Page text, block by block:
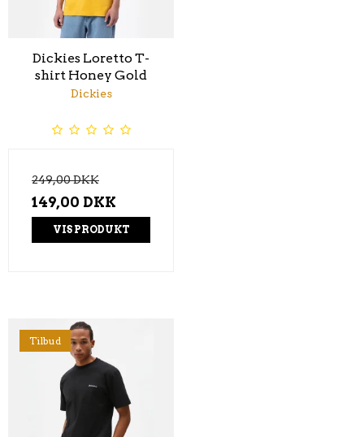
Dickies Loretto T-
shirt Honey Gold
Dickies
249,00 DKK
149,00 DKK
VIS PRODUKT
Tilbud